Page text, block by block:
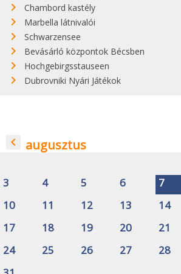
Chambord kastély
Marbella látnivalói
Schwarzensee
Bevásárló központok Bécsben
Hochgebirgsstauseen
Dubrovniki Nyári Játékok
navigate_before augusztus
3
4 5 6 7
10
11 12 13 14
17
18 19 20 21
24
25 26 27 28